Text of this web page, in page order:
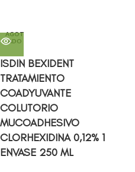
AGOT
ADO
ISDIN BEXIDENT
TRATAMIENTO
COADYUVANTE
COLUTORIO
MUCOADHESIVO
CLORHEXIDINA 0,12% 1
ENVASE 250 ML